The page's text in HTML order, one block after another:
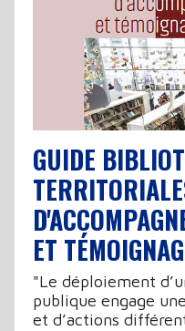
GUIDE
ET
"Le déploiement
publique engage
et d’actions